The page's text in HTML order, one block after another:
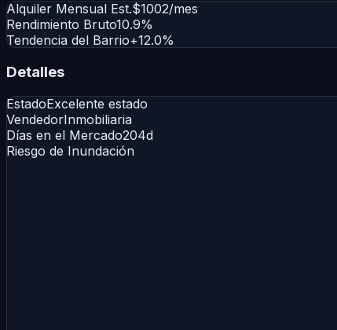
Alquiler Mensual Est.$1002/mes
Rendimiento Bruto10.9%
Tendencia del Barrio+12.0%
Detalles
EstadoExcelente estado
VendedorInmobiliaria
Días en el Mercado204d
Riesgo de Inundación